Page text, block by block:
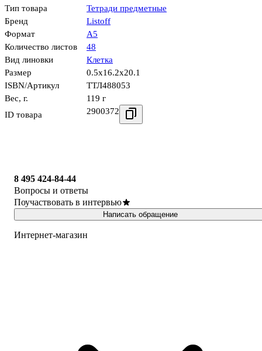
Тип товара
Тетради предметные
Бренд
Listoff
Формат
А5
Количество листов
48
Вид линовки
Клетка
Размер
0.5x16.2x20.1
ISBN/Артикул
ТТЛ488053
Вес, г.
119 г
ID товара
2900372
8 495 424-84-44
Вопросы и ответы
Поучаствовать в интервью
Написать обращение
Интернет-магазин